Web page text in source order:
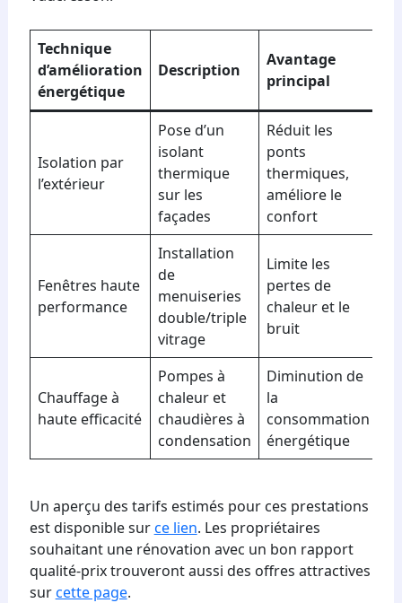
Technique
d’amélioration
énergétique
Description
Avantage
principal
Isolation par
l’extérieur
Pose d’un
isolant
thermique
sur les
façades
Réduit les
ponts
thermiques,
améliore le
confort
Fenêtres haute
performance
Installation
de
menuiseries
double/triple
vitrage
Limite les
pertes de
chaleur et le
bruit
Chauffage à
haute efficacité
Pompes à
chaleur et
chaudières à
condensation
Diminution de
la
consommation
énergétique
Un aperçu des tarifs estimés pour ces prestations
est disponible surce lien. Les propriétaires
souhaitant une rénovation avec un bon rapport
qualité-prix trouveront aussi des offres attractives
surcette page.